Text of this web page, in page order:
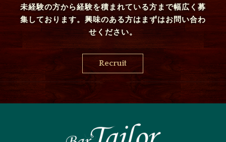
未経験の方から経験を積まれている方まで幅広く募
集しております。興味のある方はまずはお問い合わ
せください。
Recruit